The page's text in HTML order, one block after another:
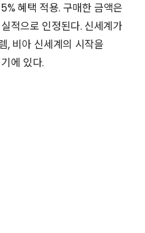
혜택 적용. 구매한 금액은
적으로 인정된다. 신세계가
, 비아 신세계의 시작을
에 있다.